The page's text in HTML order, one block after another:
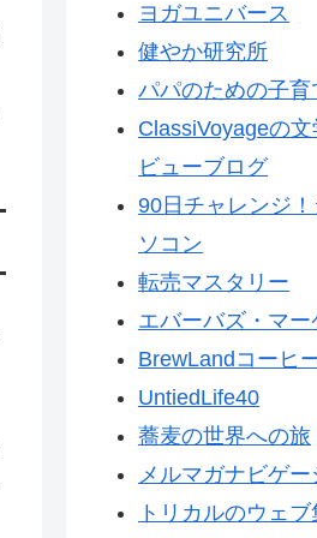
ヨガユニバース
健やか研究所
パパのための子育
ClassiVoyageの
ビューブログ
90日チャレンジ
ソコン
転売マスタリー
エバーバズ・マ
BrewLandコーヒ
UntiedLife40
蕎麦の世界への旅
メルマガナビゲー
トリカルのウェ